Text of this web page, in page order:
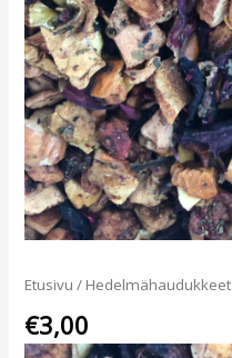
Etusivu / Hedelmähaudukkeet
€3,00